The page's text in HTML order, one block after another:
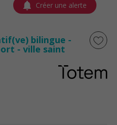
Créer une alerte
bilingue -
- ville saint